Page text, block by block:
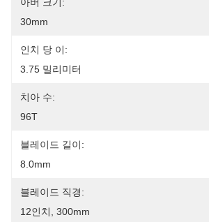
30mm
인치 당 이:
3.75 밀리미터
치아 수:
96T
블레이드 길이:
8.0mm
블레이드 직경:
12인치, 300mm